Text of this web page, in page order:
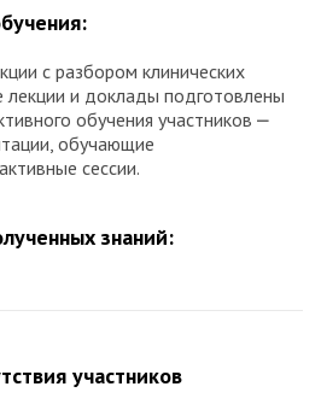
с разбором клинических
лекции и доклады подготовлены
обучения участников ⎼
обучающие
сессии.
знаний:
участников